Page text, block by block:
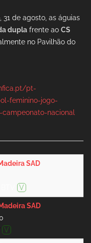
de agosto, as águias
dupla frente ao CS
no Pavilhão do
pt-
feminino-jogo-
nacional
SAD
V
Madeira SAD
V